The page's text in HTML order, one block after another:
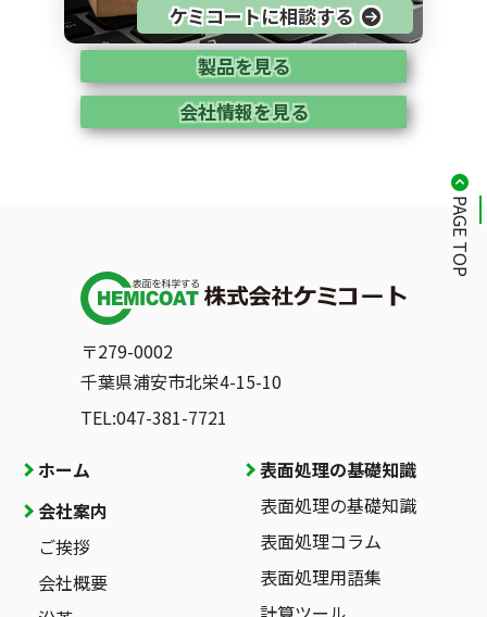
ケミコートに相談する
製品を見る
会社情報を見る
〒279-0002
千葉県浦安市北栄4-15-10
TEL:047-381-7721
ホーム
会社案内
ご挨拶
会社概要
表面処理の基礎知識
表面処理の基礎知識
表面処理コラム
表面処理用語集
PAGE TOP